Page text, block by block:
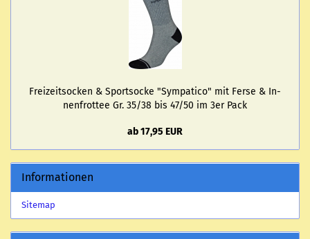
Frei­zeit­so­cken & Sport­so­cke "Sym­pa­ti­co" mit Ferse & In­
nen­frot­tee Gr. 35/38 bis 47/50 im 3er Pack
ab 17,95 EUR
Informationen
Sitemap